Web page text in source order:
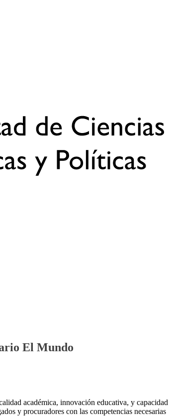
El Mundo
académica, innovación educativa, y capacidad
y procuradores con las competencias necesarias